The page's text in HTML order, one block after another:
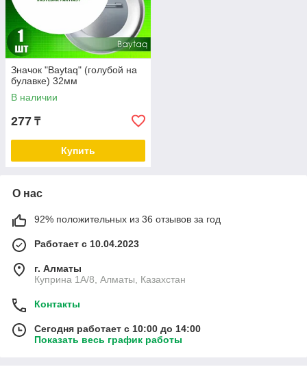
Значок "Baytaq" (голубой на
булавке) 32мм
В наличии
277 ₸
Купить
О нас
92% положительных из 36 отзывов за год
Работает с 10.04.2023
г. Алматы
Куприна 1A/8, Алматы, Казахстан
Контакты
Сегодня работает с 10:00 до 14:00
Показать весь график работы